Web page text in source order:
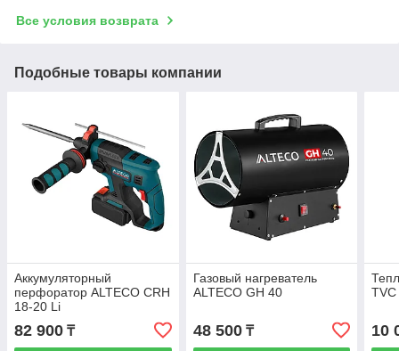
Все условия возврата
Подобные товары компании
Аккумуляторный
перфоратор ALTECO CRH
18-20 Li
82 900 ₸
Газовый нагреватель
ALTECO GH 40
48 500₸ 10